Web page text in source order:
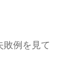
敗例を見て